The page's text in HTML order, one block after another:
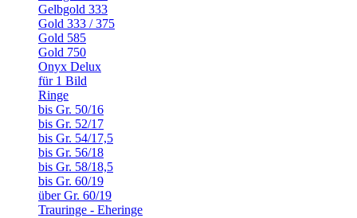
Gelbgold 333
Gold 333 / 375
Gold 585
Gold 750
Onyx Delux
für 1 Bild
Ringe
bis Gr. 50/16
bis Gr. 52/17
bis Gr. 54/17,5
bis Gr. 56/18
bis Gr. 58/18,5
bis Gr. 60/19
über Gr. 60/19
Trauringe - Eheringe